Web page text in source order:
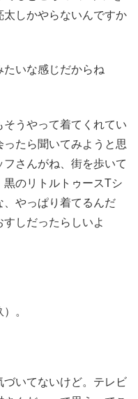
しかやらないんですか
たいな感じだからね
そうやって着てくれてい
たら聞いてみようと思
さんがね、街を歩いて
のリトルトゥースTシ
、やっぱり着てるんだ
しだったらしいよ
。
づいてないけど。テレビ